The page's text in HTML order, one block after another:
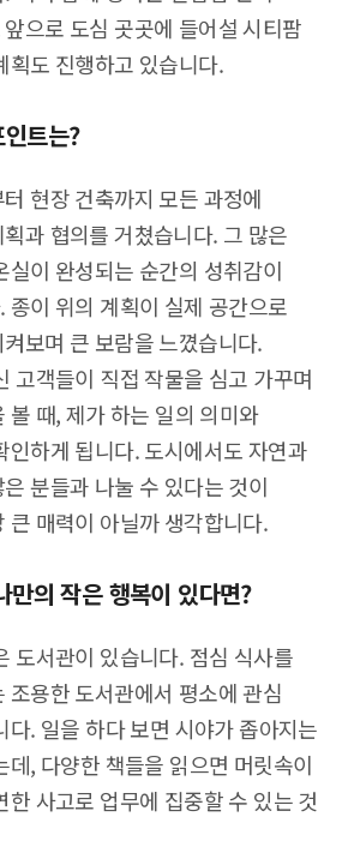
으로 도심 곳곳에 들어설 시티팜
획도 진행하고 있습니다.
트는?
현장 건축까지 모든 과정에
과 협의를 거쳤습니다. 그 많은
실이 완성되는 순간의 성취감이
종이 위의 계획이 실제 공간으로
보며 큰 보람을 느꼈습니다.
고객들이 직접 작물을 심고 가꾸며
볼 때, 제가 하는 일의 의미와
인하게 됩니다. 도시에서도 자연과
분들과 나눌 수 있다는 것이
큰 매력이 아닐까 생각합니다.
만의 작은 행복이 있다면?
도서관이 있습니다. 점심 식사를
조용한 도서관에서 평소에 관심
다. 일을 하다 보면 시야가 좁아지는
데, 다양한 책들을 읽으면 머릿속이
한 사고로 업무에 집중할 수 있는 것